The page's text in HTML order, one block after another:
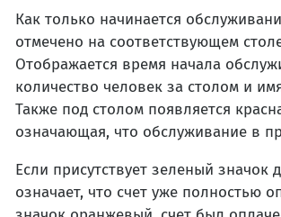
Как только начинается
отмечено на соответствующем
Отображается время начала
количество человек за столом и
Также под столом появляется
означающая, что обслуживание в
Если присутствует зеленый значок
означает, что счет уже полностью